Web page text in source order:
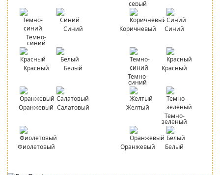
Темно-
синий
Синий
Красный Белый
Оранжевый Салатовый
Фиолетовый
серый
Коричневый Синий
Темно-
синий
Красный
Желтый
Темно-
зеленый
Оранжевый Белый